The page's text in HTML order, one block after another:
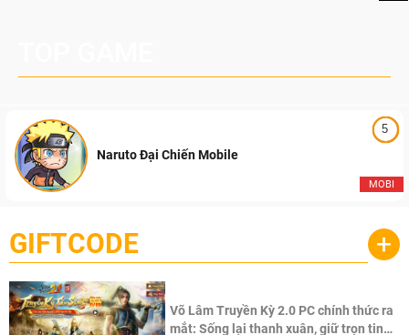
5
MOBI
Naruto Đại Chiến Mobile
GIFTCODE +
Võ Lâm Truyền Kỳ 2.0 PC chính thức ra
mắt: Sống lại thanh xuân, giữ trọn tinh